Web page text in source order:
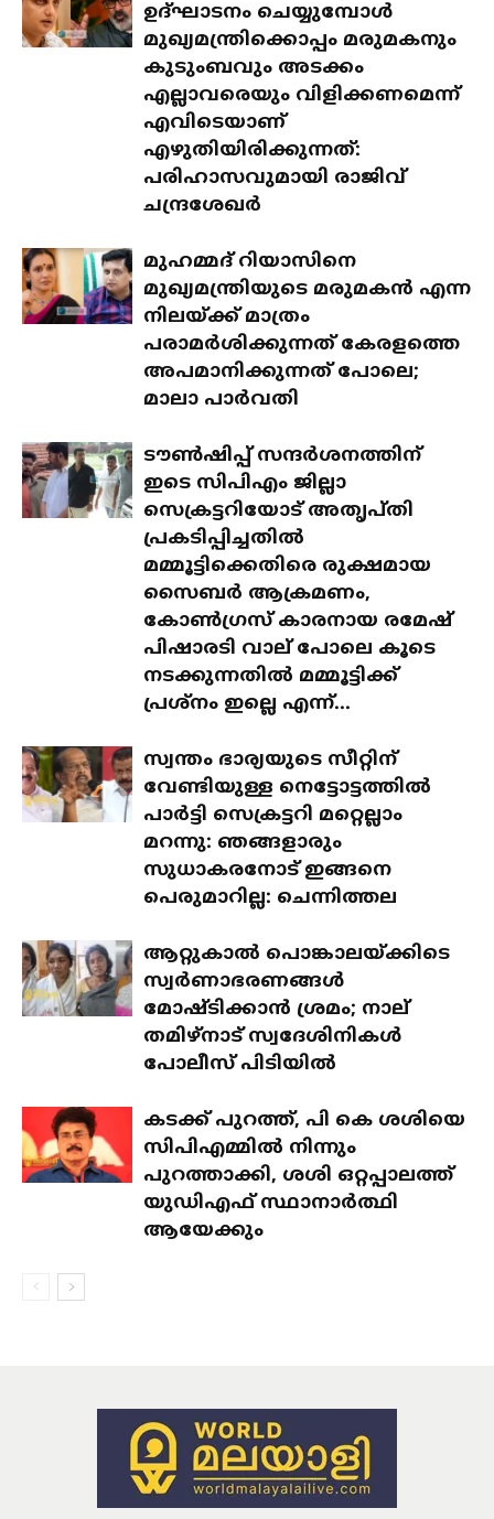
ഉദ്ഘാടനം ചെയ്യുമ്പോൾ
മുഖ്യമന്ത്രിക്കൊപ്പം മരുമകനും
കുടുംബവും അടക്കം
എല്ലാവരെയും വിളിക്കണമെന്ന്
എവിടെയാണ്
എഴുതിയിരിക്കുന്നത്:
പരിഹാസവുമായി രാജിവ്
ചന്ദ്രശേഖർ
മുഹമ്മദ് റിയാസിനെ
മുഖ്യമന്ത്രിയുടെ മരുമകൻ എന്ന
നിലയ്ക്ക് മാത്രം
പരാമർശിക്കുന്നത് കേരളത്തെ
അപമാനിക്കുന്നത് പോലെ;
മാലാ പാർവതി
ടൗൺഷിപ്പ് സന്ദർശനത്തിന്
ഇടെ സിപിഎം ജില്ലാ
സെക്രട്ടറിയോട് അതൃപ്തി
പ്രകടിപ്പിച്ചതിൽ
മമ്മൂട്ടിക്കെതിരെ രുക്ഷമായ
സൈബർ ആക്രമണം,
കോൺഗ്രസ് കാരനായ രമേഷ്
പിഷാരടി വാല് പോലെ കൂടെ
നടക്കുന്നതിൽ മമ്മൂട്ടിക്ക്
പ്രശ്‌നം ഇല്ലെ എന്ന്...
സ്വന്തം ഭാര്യയുടെ സീറ്റിന്
വേണ്ടിയുള്ള നെട്ടോട്ടത്തിൽ
പാർട്ടി സെക്രട്ടറി മറ്റെല്ലാം
മറന്നു: ഞങ്ങളാരും
സുധാകരനോട് ഇങ്ങനെ
പെരുമാറില്ല: ചെന്നിത്തല
ആറ്റുകാൽ പൊങ്കാലയ്ക്കിടെ
സ്വർണാഭരണങ്ങൾ
മോഷ്ടിക്കാൻ ശ്രമം; നാല്
തമിഴ്‌നാട് സ്വദേശിനികൾ
പോലീസ് പിടിയിൽ
കടക്ക് പുറത്ത്, പി കെ ശശിയെ
സിപിഎമ്മിൽ നിന്നും
പുറത്താക്കി, ശശി ഒറ്റപ്പാലത്ത്
യുഡിഎഫ് സ്ഥാനാർത്ഥി
ആയേക്കും